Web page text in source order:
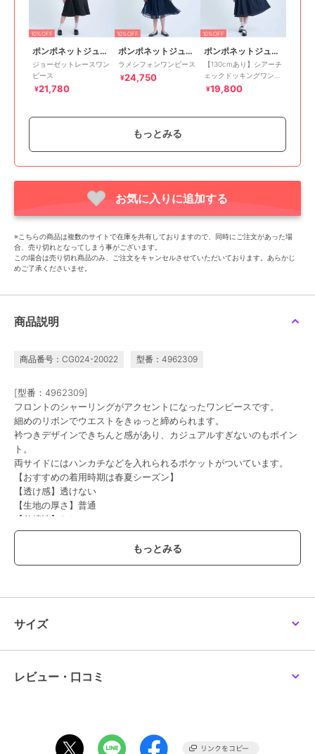
10%OFF
ポンポネットジュニア
ジョーゼットレースワン
ピース
¥21,780
10%OFF
ポンポネットジュニア
ラメシフォンワンピース
¥24,750
10%OFF
ポンポネットジュニア
【130cmあり】シアーチ
ェックドッキングワンピ
ース
¥19,800
ポンポネットジュニア
ックキャミワンピース
¥9,900
もっとみる
お気に入りに追加する
※こちらの商品は複数のサイトで在庫を共有しておりますので、同時にご注文があった場
合、売り切れとなってしまう事がございます。
この場合は売り切れ商品のみ、ご注文をキャンセルさせていただいております。あらかじ
めご了承くださいませ。
商品説明
商品番号：CG024-20022 型番：4962309
[型番：4962309]
フロントのシャーリングがアクセントになったワンピースです。
細めのリボンでウエストをきゅっと締められます。
衿つきデザインできちんと感があり、カジュアルすぎないのもポイン
ト。
両サイドにはハンカチなどを入れられるポケットがついています。
【おすすめの着用時期は春夏シーズン】
【透け感】透けない
【生地の厚さ】普通
【伸縮性】なし
【裏地】なし
ブランド
4サイズ展開
サイズ
レビュー・口コミ